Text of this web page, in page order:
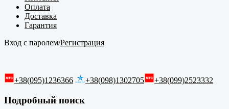
Оплата
Доставка
Гарантия
Вход с паролем/Регистрация
+38(095)1236366 +38(098)1302705 +38(099)2523332
Подробный поиск